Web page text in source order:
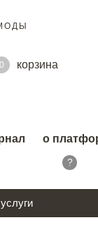
0
корзина
о
?
услуги